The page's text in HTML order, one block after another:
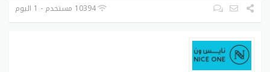
10394 مستخدم - 1 اليوم